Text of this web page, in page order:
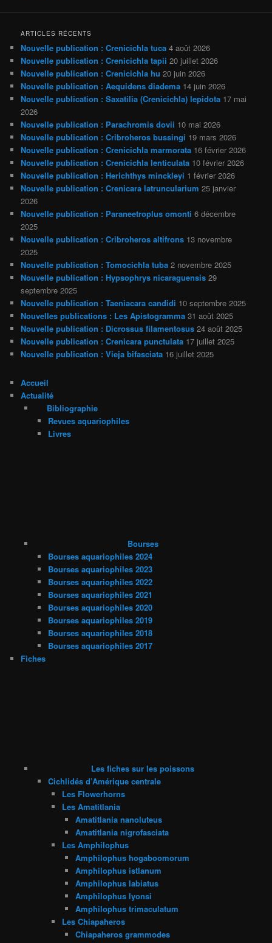
ARTICLES RÉCENTS
Nouvelle publication : Crenicichla tuca 4 août 2026
Nouvelle publication : Crenicichla tapii 20 juillet 2026
Nouvelle publication : Crenicichla hu 20 juin 2026
Nouvelle publication : Aequidens diadema 14 juin 2026
Nouvelle publication : Saxatilia (Crenicichla) lepidota 17 mai
2026
Nouvelle publication : Parachromis dovii 10 mai 2026
Nouvelle publication : Cribroheros bussingi 19 mars 2026
Nouvelle publication : Crenicichla marmorata 16 février 2026
Nouvelle publication : Crenicichla lenticulata 10 février 2026
Nouvelle publication : Herichthys minckleyi 1 février 2026
Nouvelle publication : Crenicara latruncularium 25 janvier
2026
Nouvelle publication : Paraneetroplus omonti 6 décembre
2025
Nouvelle publication : Cribroheros altifrons 13 novembre
2025
Nouvelle publication : Tomocichla tuba 2 novembre 2025
Nouvelle publication : Hypsophrys nicaraguensis 29
septembre 2025
Nouvelle publication : Taeniacara candidi 10 septembre 2025
Nouvelles publications : Les Apistogramma 31 août 2025
Nouvelle publication : Dicrossus filamentosus 24 août 2025
Nouvelle publication : Crenicara punctulata 17 juillet 2025
Nouvelle publication : Vieja bifasciata 16 juillet 2025
Accueil
Actualité
Bibliographie
Revues aquariophiles
Livres
Bourses
Bourses aquariophiles 2024
Bourses aquariophiles 2023
Bourses aquariophiles 2022
Bourses aquariophiles 2021
Bourses aquariophiles 2020
Bourses aquariophiles 2019
Bourses aquariophiles 2018
Bourses aquariophiles 2017
Fiches
Les fiches sur les poissons
Cichlidés d’Amérique centrale
Les Flowerhorns
Les Amatitlania
Amatitlania nanoluteus
Amatitlania nigrofasciata
Les Amphilophus
Amphilophus hogaboomorum
Amphilophus istlanum
Amphilophus labiatus
Amphilophus lyonsi
Amphilophus trimaculatum
Les Chiapaheros
Chiapaheros grammodes